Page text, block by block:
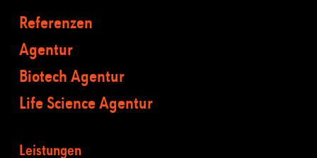
Referenzen
Agentur
Biotech Agentur
Life Science Agentur
Leistungen